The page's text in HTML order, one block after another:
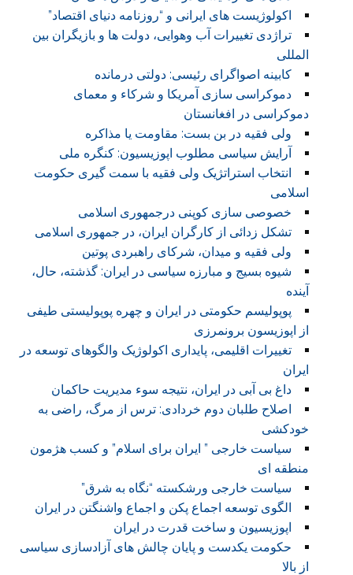
اکولوژیست های ایرانی و “روزنامه دنیای اقتصاد”
تراژدی تغییرات آب وهوایی، دولت ها و بازیگران بین
المللی
کابینه اصواگرای رئیسی: دولتی درمانده
دموکراسی سازی آمریکا و شرکاء و معمای
دموکراسی در افغانستان
ولی فقیه در بن بست: مقاومت یا مذاکره
آرایش سیاسی مطلوب اپوزیسیون: کنگره ملی
انتخاب استراتژیک ولی فقیه با سمت گیری حکومت
اسلامی
خصوصی سازی کوپنی درجمهوری اسلامی
تشکل زدائی از کارگران ایران، در جمهوری اسلامی
ولی فقیه و میدان، شرکای راهبردی پوتین
شیوه بسیج و مبارزه سیاسی در ایران: گذشته، حال،
آینده
پوپولیسم حکومتی در ایران و چهره پوپولیستی طیفی
از اپوزیسون برونمرزی
تغییرات اقلیمی، پایداری اکولوژیک والگوهای توسعه در
ایران
داغ بی آبی در ایران، نتیجه سوء مدیریت حاکمان
اصلاح طلبان دوم خردادی: ترس از مرگ، راضی به
خودکشی
سیاست خارجی ” ایران برای اسلام” و کسب هژمون
منطقه ای
سیاست خارجی ورشکسته “نگاه به شرق”
الگوی توسعه اجماع پکن و اجماع واشنگتن در ایران
اپوزیسیون و ساخت قدرت در ایران
حکومت یکدست و پایان چالش های آزادسازی سیاسی
از بالا